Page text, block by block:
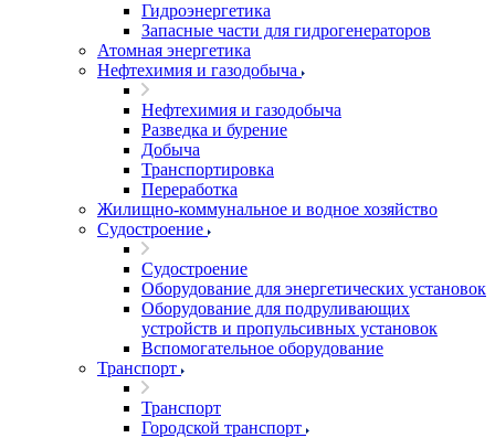
Гидроэнергетика
Запасные части для гидрогенераторов
Атомная энергетика
Нефтехимия и газодобыча
Нефтехимия и газодобыча
Разведка и бурение
Добыча
Транспортировка
Переработка
Жилищно-коммунальное и водное хозяйство
Судостроение
Судостроение
Оборудование для энергетических установок
Оборудование для подруливающих
устройств и пропульсивных установок
Вспомогательное оборудование
Транспорт
Транспорт
Городской транспорт